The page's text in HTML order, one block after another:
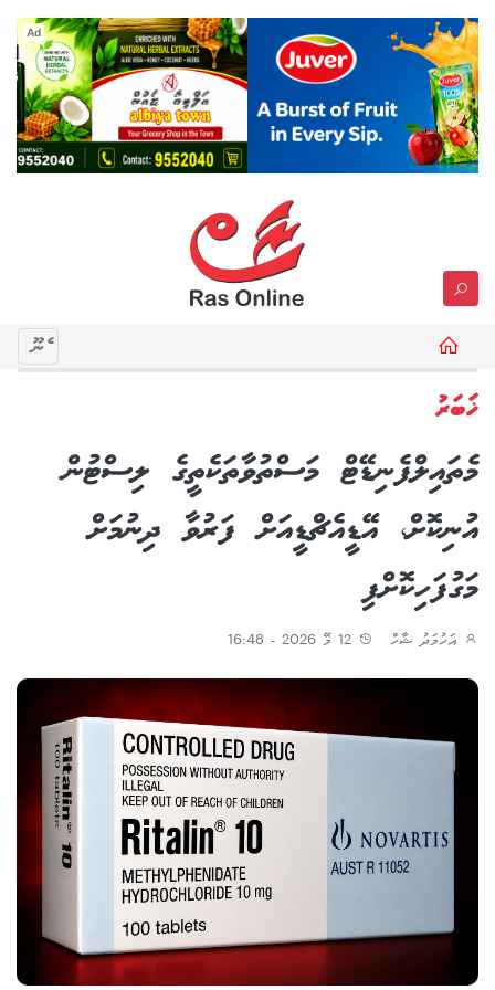
Ad
މެނޫ
ޚަބަރު
މެތައިލްފެނިޑޭޓް މަސްތުވާތަކެތީގެ ލިސްޓުން
އުނިކޮށް، އޭޑީއެޗްޑީއަށް ފަރުވާ ދިނުމަށް
މަގުފަހިކޮށްފި
އަހުމަދު ޝާހް